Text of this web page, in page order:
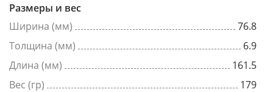
Размеры и вес
Ширина (мм)
76.8
Толщина (мм)
6.9
Длина (мм)
161.5
Вес (гр)
179